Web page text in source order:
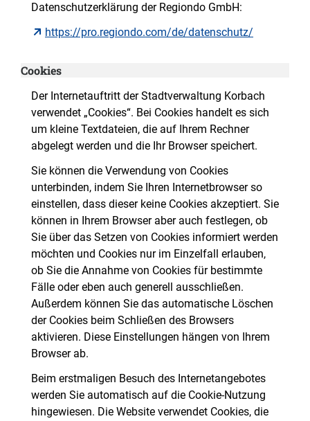
Datenschutzerklärung der Regiondo GmbH:
https://pro.regiondo.com/de/datenschutz/
Cookies
Der Internetauftritt der Stadtverwaltung Korbach
verwendet „Cookies“. Bei Cookies handelt es sich
um kleine Textdateien, die auf Ihrem Rechner
abgelegt werden und die Ihr Browser speichert.
Sie können die Verwendung von Cookies
unterbinden, indem Sie Ihren Internetbrowser so
einstellen, dass dieser keine Cookies akzeptiert. Sie
können in Ihrem Browser aber auch festlegen, ob
Sie über das Setzen von Cookies informiert werden
möchten und Cookies nur im Einzelfall erlauben,
ob Sie die Annahme von Cookies für bestimmte
Fälle oder eben auch generell ausschließen.
Außerdem können Sie das automatische Löschen
der Cookies beim Schließen des Browsers
aktivieren. Diese Einstellungen hängen von Ihrem
Browser ab.
Beim erstmaligen Besuch des Internetangebotes
werden Sie automatisch auf die Cookie-Nutzung
hingewiesen. Die Website verwendet Cookies, die